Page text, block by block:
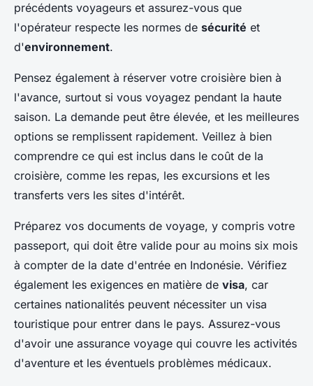
précédents voyageurs et assurez-vous que
l'opérateur respecte les normes de sécurité et
d'environnement.
Pensez également à réserver votre croisière bien à
l'avance, surtout si vous voyagez pendant la haute
saison. La demande peut être élevée, et les meilleures
options se remplissent rapidement. Veillez à bien
comprendre ce qui est inclus dans le coût de la
croisière, comme les repas, les excursions et les
transferts vers les sites d'intérêt.
Préparez vos documents de voyage, y compris votre
passeport, qui doit être valide pour au moins six mois
à compter de la date d'entrée en Indonésie. Vérifiez
également les exigences en matière de visa, car
certaines nationalités peuvent nécessiter un visa
touristique pour entrer dans le pays. Assurez-vous
d'avoir une assurance voyage qui couvre les activités
d'aventure et les éventuels problèmes médicaux.